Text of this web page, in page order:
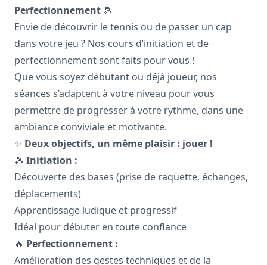
Perfectionnement 🎾
Envie de découvrir le tennis ou de passer un cap
dans votre jeu ? Nos cours d’initiation et de
perfectionnement sont faits pour vous !
Que vous soyez débutant ou déjà joueur, nos
séances s’adaptent à votre niveau pour vous
permettre de progresser à votre rythme, dans une
ambiance conviviale et motivante.
✨ Deux objectifs, un même plaisir : jouer !
🎾 Initiation :
Découverte des bases (prise de raquette, échanges,
déplacements)
Apprentissage ludique et progressif
Idéal pour débuter en toute confiance
🔥 Perfectionnement :
Amélioration des gestes techniques et de la